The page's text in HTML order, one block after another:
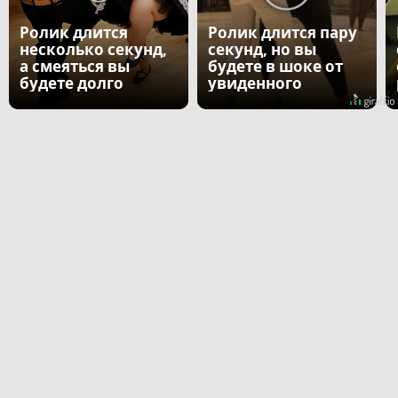
Ролик длится
несколько секунд,
а смеяться вы
будете долго
Ролик длится пару
секунд, но вы
будете в шоке от
увиденного